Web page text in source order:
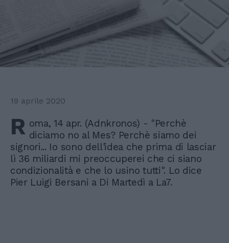
19 aprile 2020
R oma, 14 apr. (Adnkronos) - "Perchè
diciamo no al Mes? Perchè siamo dei
signori... Io sono dell'idea che prima di lasciar
lì 36 miliardi mi preoccuperei che ci siano
condizionalità e che lo usino tutti". Lo dice
Pier Luigi Bersani a Di Martedì a La7.